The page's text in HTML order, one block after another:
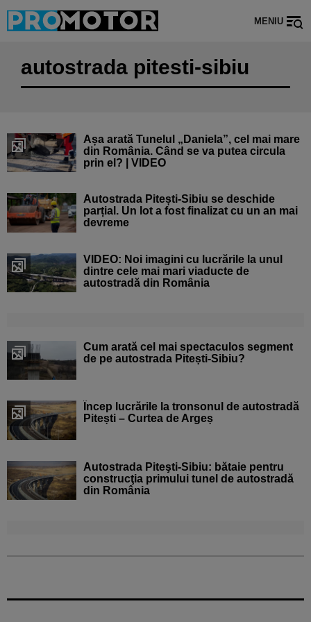
MENIU
autostrada pitesti-sibiu
Așa arată Tunelul „Daniela”, cel mai mare
din România. Când se va putea circula
prin el? | VIDEO
Autostrada Pitești-Sibiu se deschide
parțial. Un lot a fost finalizat cu un an mai
devreme
VIDEO: Noi imagini cu lucrările la unul
dintre cele mai mari viaducte de
autostradă din România
Cum arată cel mai spectaculos segment
de pe autostrada Pitești-Sibiu?
Încep lucrările la tronsonul de autostradă
Pitești – Curtea de Argeș
Autostrada Piteşti-Sibiu: bătaie pentru
construcţia primului tunel de autostradă
din România